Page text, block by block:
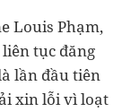
Louis Phạm,
tục đăng
lần đầu tiên
xin lỗi vì loạt